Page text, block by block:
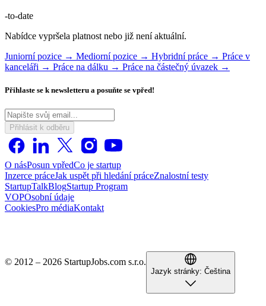
-to-date
Nabídce vypršela platnost nebo již není aktuální.
Juniorní pozice → Mediorní pozice → Hybridní práce → Práce v
kanceláři → Práce na dálku → Práce na částečný úvazek →
Přihlaste se k newsletteru a posuňte se vpřed!
Přihlásit k odběru
O násPosun vpředCo je startup
Inzerce práceJak uspět při hledání práceZnalostní testy
StartupTalkBlogStartup Program
VOPOsobní údaje
CookiesPro médiaKontakt
© 2012 – 2026 StartupJobs.com s.r.o.
Jazyk stránky: Čeština